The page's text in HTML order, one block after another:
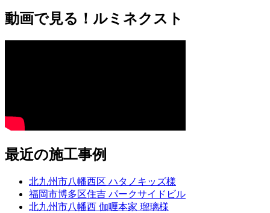
動画で見る！ルミネクスト
最近の施工事例
北九州市八幡西区 ハタノキッズ様
福岡市博多区住吉 パークサイドビル
北九州市八幡西 伽喱本家 瑠璃様